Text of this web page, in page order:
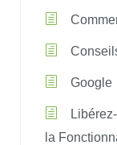
Google
la